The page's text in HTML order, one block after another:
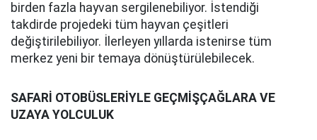
birden fazla hayvan sergilenebiliyor. İstendiği
takdirde projedeki tüm hayvan çeşitleri
değiştirilebiliyor. İlerleyen yıllarda istenirse tüm
merkez yeni bir temaya dönüştürülebilecek.
SAFARİ OTOBÜSLERİYLE GEÇMİŞÇAĞLARA VE
UZAYA YOLCULUK